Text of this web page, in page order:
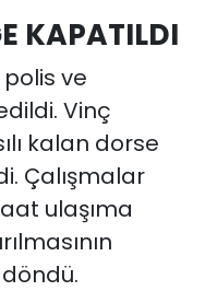
KAPATILDI
ve
Vinç
kalan dorse
Çalışmalar
ulaşıma